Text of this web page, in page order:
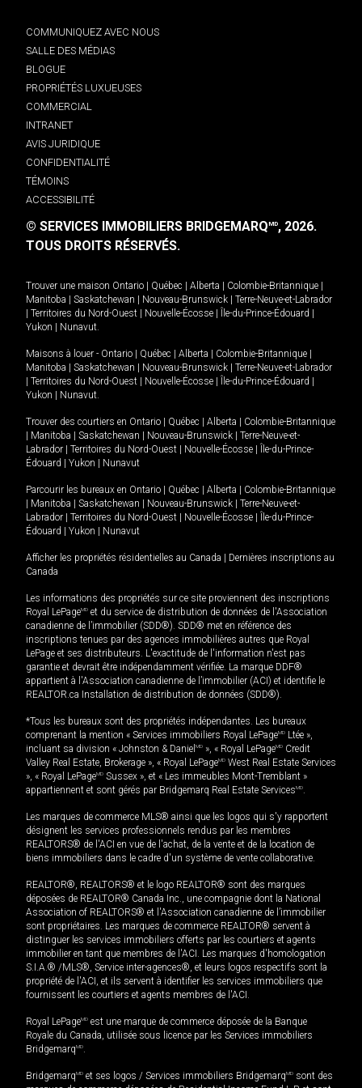
COMMUNIQUEZ AVEC NOUS
SALLE DES MÉDIAS
BLOGUE
PROPRIÉTÉS LUXUEUSES
COMMERCIAL
INTRANET
AVIS JURIDIQUE
CONFIDENTIALITÉ
TÉMOINS
ACCESSIBILITÉ
© SERVICES IMMOBILIERS BRIDGEMARQMD, 2026.
TOUS DROITS RÉSERVÉS.
Trouver une maison Ontario Québec Alberta Colombie-Britannique
Manitoba
Saskatchewan Nouveau-Brunswick
Terre-Neuve-et-Labrador
Territoires du Nord-Ouest Nouvelle-Écosse Île-du-Prince-Édouard
Yukon
Nunavut.
Maisons à louer - Ontario Québec Alberta Colombie-Britannique
Manitoba
Saskatchewan Nouveau-Brunswick
Terre-Neuve-et-Labrador
Territoires du Nord-Ouest Nouvelle-Écosse Île-du-Prince-Édouard
Yukon
Nunavut.
Trouver des courtiers en Ontario Québec Alberta
Colombie-Britannique
Manitoba Saskatchewan Nouveau-Brunswick
Terre-Neuve-et-
Labrador
Territoires du Nord-Ouest Nouvelle-Écosse
Île-du-Prince-
Édouard
Yukon Nunavut
Parcourir les bureaux en Ontario Québec Alberta
Colombie-Britannique
Manitoba Saskatchewan Nouveau-Brunswick
Terre-Neuve-et-
Labrador
Territoires du Nord-Ouest Nouvelle-Écosse
Île-du-Prince-
Édouard
Yukon Nunavut
Afficher les propriétés résidentielles au Canada
Dernières inscriptions au
Canada
Les informations des propriétés sur ce site proviennent des inscriptions
Royal LePageMD et du service de distribution de données de l'Association
canadienne de l’immobilier (SDD®). SDD® met en référence des
inscriptions tenues par des agences immobilières autres que Royal
LePage et ses distributeurs. L'exactitude de l'information n'est pas
garantie et devrait être indépendamment vérifiée. La marque DDF®
appartient à l'Association canadienne de l’immobilier (ACI) et identifie le
REALTOR.ca Installation de distribution de données (SDD®).
*Tous les bureaux sont des propriétés indépendantes. Les bureaux
comprenant la mention « Services immobiliers Royal LePageMD Ltée »,
incluant sa division « Johnston & Daniel MD », « Royal LePageMD Credit
Valley Real Estate, Brokerage », « Royal LePageMD West Real Estate Services
», « Royal LePageMD Sussex », et « Les immeubles Mont-Tremblant »
appartiennent et sont gérés par Bridgemarq Real Estate ServicesMD.
Les marques de commerce MLS® ainsi que les logos qui s'y rapportent
désignent les services professionnels rendus par les membres
REALTORS® de l'ACI en vue de l'achat, de la vente et de la location de
biens immobiliers dans le cadre d'un système de vente collaborative.
REALTOR®, REALTORS® et le logo REALTOR® sont des marques
déposées de REALTOR® Canada Inc., une compagnie dont la National
Association of REALTORS® et l'Association canadienne de l’immobilier
sont propriétaires. Les marques de commerce REALTOR® servent à
distinguer les services immobiliers offerts par les courtiers et agents
immobilier en tant que membres de l'ACI. Les marques d'homologation
S.I.A.® /MLS®, Service inter-agences®, et leurs logos respectifs sont la
propriété de l'ACI, et ils servent à identifier les services immobiliers que
fournissent les courtiers et agents membres de l'ACI.
Royal LePageMD est une marque de commerce déposée de la Banque
Royale du Canada, utilisée sous licence par les Services immobiliers
BridgemarqMD.
BridgemarqMD et ses logos / Services immobiliers BridgemarqMD sont des